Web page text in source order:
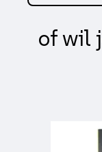
aantal
of wil